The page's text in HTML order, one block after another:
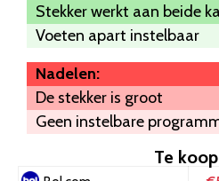
Stekker werkt aan beide
Voeten apart instelbaar
Nadelen:
De stekker is groot
Geen instelbare
Te